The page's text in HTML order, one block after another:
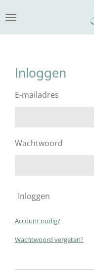
direct
naar
Inloggen
E-mailadres
Wachtwoord
Inloggen
Account nodig?
Wachtwoord vergeten?